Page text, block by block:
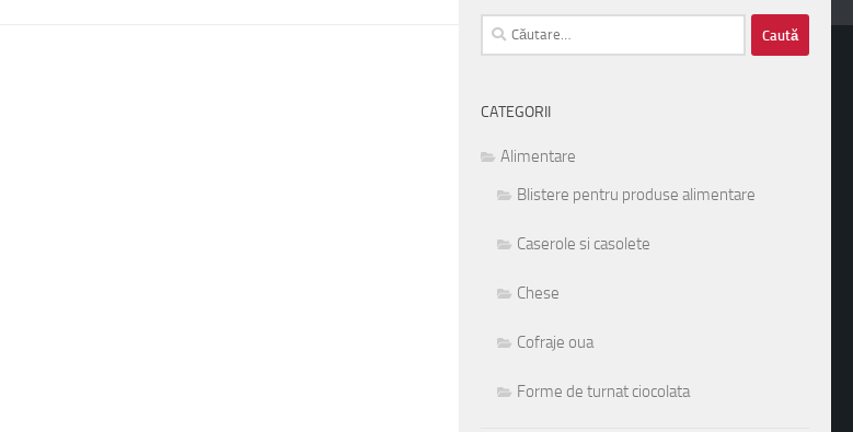
Caută
după:
CATEGORII
Alimentare
Blistere pentru produse alimentare
Caserole si casolete
Chese
Cofraje oua
Forme de turnat ciocolata